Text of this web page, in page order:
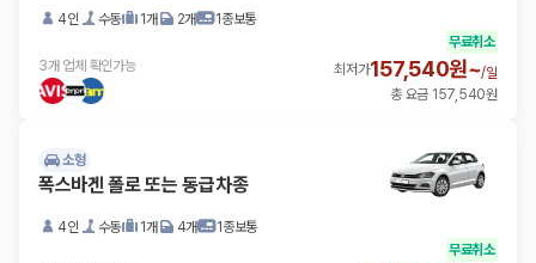
4인 수동 1개 2개 1종보통
3개 업체 확인가능
무료취소
최저가157,540원~/일
총 요금 157,540원
소형
폭스바겐 폴로 또는 동급차종
4인 수동 1개 4개 1종보통
무료취소